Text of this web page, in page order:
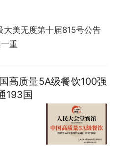
大美无度第十届815号公告
重
高质量5A级餐饮100强
193国